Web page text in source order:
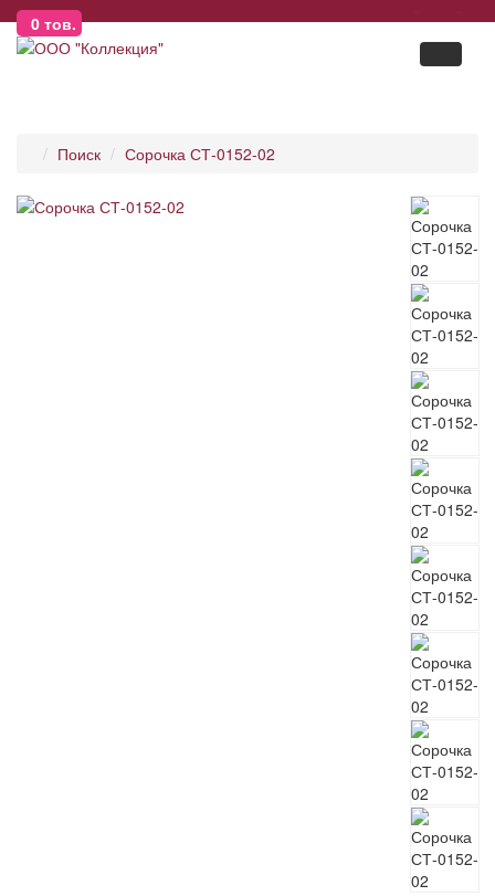
0 тов.
Поиск Сорочка СТ-0152-02